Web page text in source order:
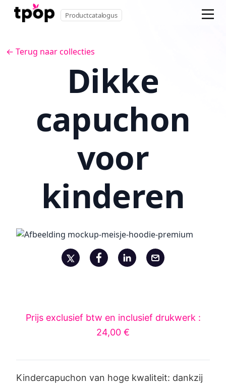
Productcatalogus
← Terug naar collecties
Dikke
capuchon
voor
kinderen
Prijs exclusief btw en inclusief drukwerk :
24,00 €
Kindercapuchon van hoge kwaliteit: dankzij